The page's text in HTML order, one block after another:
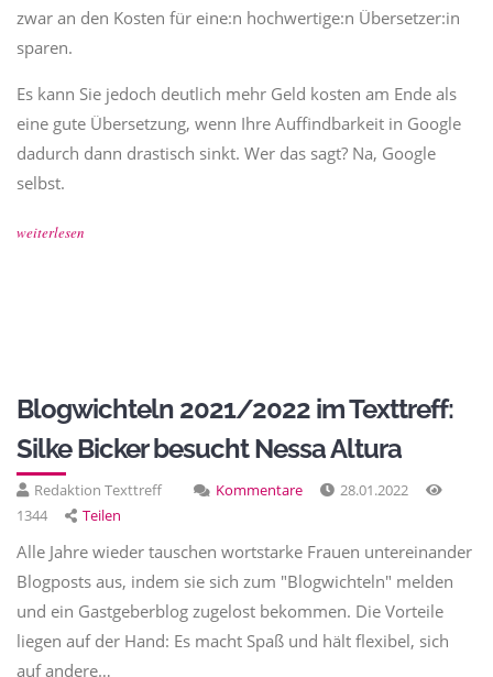
zwar an den Kosten für eine:n hochwertige:n Übersetzer:in
sparen.
Es kann Sie jedoch deutlich mehr Geld kosten am Ende als
eine gute Übersetzung, wenn Ihre Auffindbarkeit in Google
dadurch dann drastisch sinkt. Wer das sagt? Na, Google
selbst.
weiterlesen
Blogwichteln 2021/2022 im Texttreff:
Silke Bicker besucht Nessa Altura
Redaktion Texttreff Kommentare
28.01.2022
1344
Teilen
Alle Jahre wieder tauschen wortstarke Frauen untereinander
Blogposts aus, indem sie sich zum "Blogwichteln" melden
und ein Gastgeberblog zugelost bekommen. Die Vorteile
liegen auf der Hand: Es macht Spaß und hält flexibel, sich
auf andere…